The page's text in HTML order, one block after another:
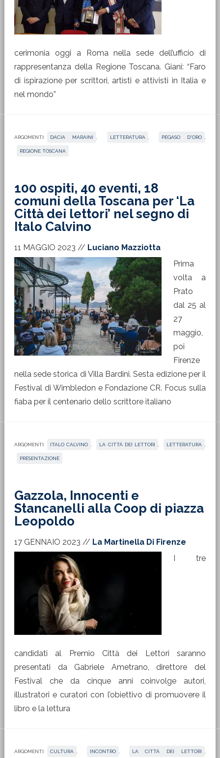
cerimonia oggi a Roma nella sede dell’ufficio di
rappresentanza della Regione Toscana. Giani: “Faro
di ispirazione per scrittori, artisti e attivisti in Italia e
nel mondo”
ARGOMENTI: DACIA MARAINI LETTERATURA PEGASO D'ORO
REGIONE TOSCANA
100 ospiti, 40 eventi, 18
comuni della Toscana per ‘La
Città dei lettori’ nel segno di
Italo Calvino
11 MAGGIO 2023 // Luciano Mazziotta
Prima
volta a
Prato
dal 25 al
27
maggio,
poi
Firenze
nella sede storica di Villa Bardini. Sesta edizione per il
Festival di Wimbledon e Fondazione CR. Focus sulla
fiaba per il centenario dello scrittore italiano
ARGOMENTI: ITALO CALVINO LA CITTÀ DEI LETTORI LETTERATURA
PRESENTAZIONE
Gazzola, Innocenti e
Stancanelli alla Coop di piazza
Leopoldo
17 GENNAIO 2023 // La Martinella Di Firenze
I tre
candidati al Premio Città dei Lettori saranno
presentati da Gabriele Ametrano, direttore del
Festival che da cinque anni coinvolge autori,
illustratori e curatori con l’obiettivo di promuovere il
libro e la lettura
ARGOMENTI: CULTURA INCONTRO LA CITTÀ DEI LETTORI